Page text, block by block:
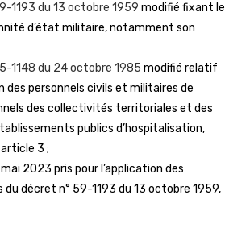
1193 du 13 octobre 1959 modifié fixant le
d’état militaire, notamment son
1148 du 24 octobre 1985 modifié relatif
des personnels civils et militaires de
des collectivités territoriales et des
publics d’hospitalisation,
3 ;
2023 pris pour l’application des
du décret n° 59-1193 du 13 octobre 1959,